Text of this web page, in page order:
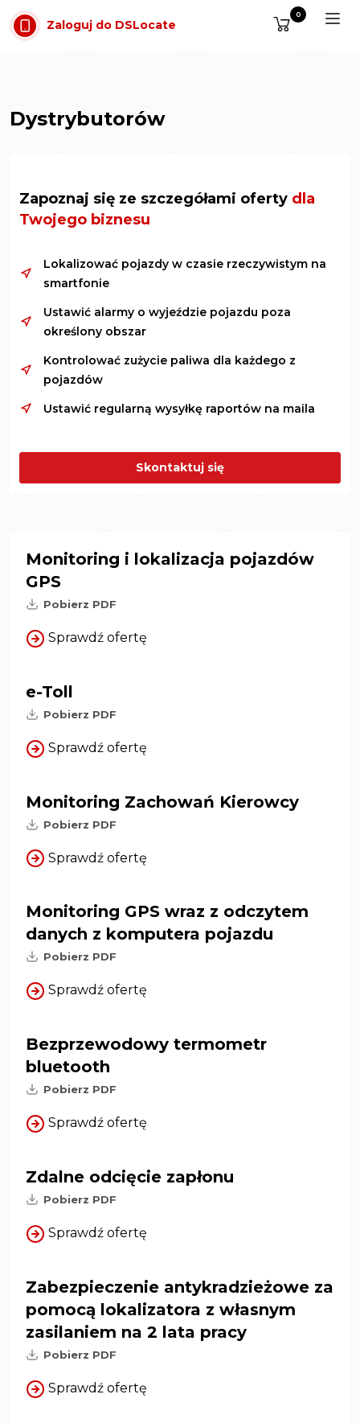
Przejdź do treści
Zaloguj do DSLocate
0
Dystrybutorów
Zapoznaj się ze szczegółami oferty dla
Twojego biznesu
Lokalizować pojazdy w czasie rzeczywistym na
smartfonie
Ustawić alarmy o wyjeździe pojazdu poza
określony obszar
Kontrolować zużycie paliwa dla każdego z
pojazdów
Ustawić regularną wysyłkę raportów na maila
Skontaktuj się
Monitoring i lokalizacja pojazdów
GPS
Pobierz PDF
Sprawdź ofertę
e-Toll
Pobierz PDF
Sprawdź ofertę
Monitoring Zachowań Kierowcy
Pobierz PDF
Sprawdź ofertę
Monitoring GPS wraz z odczytem
danych z komputera pojazdu
Pobierz PDF
Sprawdź ofertę
Bezprzewodowy termometr
bluetooth
Pobierz PDF
Sprawdź ofertę
Zdalne odcięcie zapłonu
Pobierz PDF
Sprawdź ofertę
Zabezpieczenie antykradzieżowe za
pomocą lokalizatora z własnym
zasilaniem na 2 lata pracy
Pobierz PDF
Sprawdź ofertę